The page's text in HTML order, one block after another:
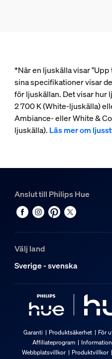
*När en ljuskälla visar
sina specifikationer visar
för ljuskällan. Det visar hur
2 700 K (White-ljuskälla)
Ambiance- eller White &
ljuskälla). Läs mer om
Anslut till Philips Hue
Välj land
Sverige - svenska
Garanti Produktsäkerhet För
Affiliateprogram
Webbplatsvillkor
Produktvillkor